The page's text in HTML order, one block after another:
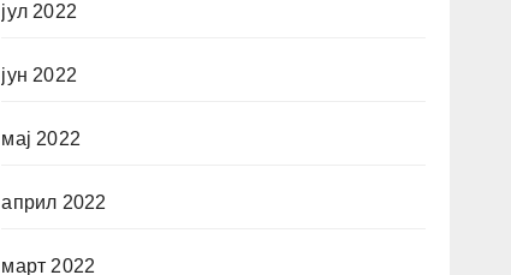
јул 2022
јун 2022
мај 2022
април 2022
март 2022